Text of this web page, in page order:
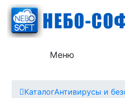
Меню
КаталогАнтивирусы и